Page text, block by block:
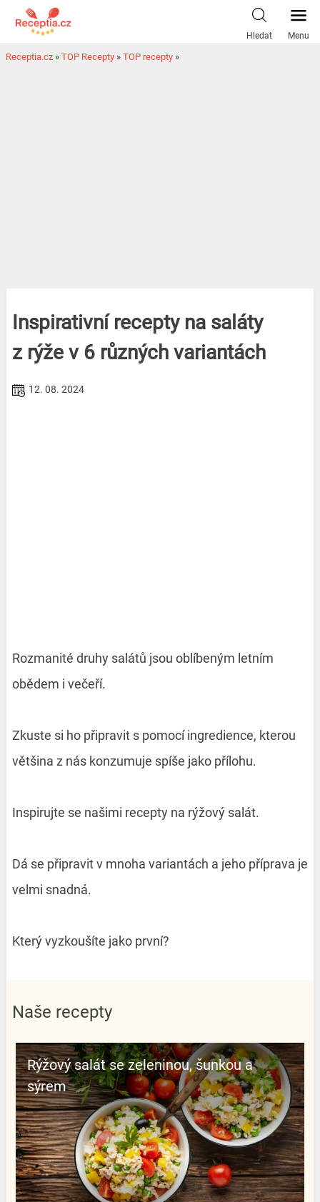
Hledat Menu
Receptia.cz » TOP Recepty » TOP recepty »
Inspirativní recepty na saláty
z rýže v 6 různých variantách
12. 08. 2024
Rozmanité druhy salátů jsou oblíbeným letním
obědem i večeří.
Zkuste si ho připravit s pomocí ingredience, kterou
většina z nás konzumuje spíše jako přílohu.
Inspirujte se našimi recepty na rýžový salát.
Dá se připravit v mnoha variantách a jeho příprava je
velmi snadná.
Který vyzkoušíte jako první?
Naše recepty
Rýžový salát se zeleninou, šunkou a
sýrem